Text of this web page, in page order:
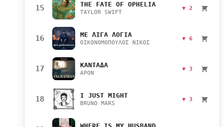
15 THE FATE OF OPHELIA
TAYLOR SWIFT
▼ 2
16 ΜΕ ΛΙΓΑ ΛΟΓΙΑ
ΟΙΚΟΝΟΜΟΠΟΥΛΟΣ ΝΙΚΟΣ
▼ 6
17 ΚΑΝΤΑΔΑ
APON
▼ 3
18 I JUST MIGHT
BRUNO MARS
▼ 3